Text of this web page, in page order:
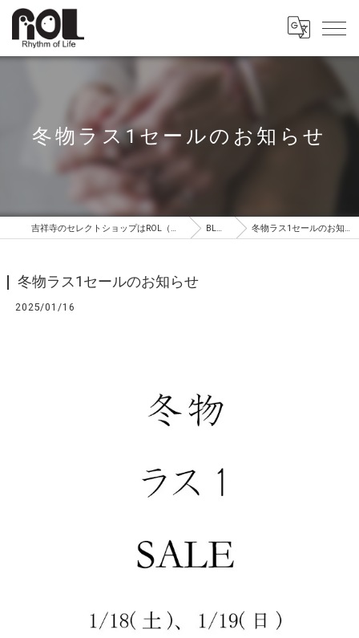
冬物ラス1セールのお知らせ
吉祥寺のセレクトショップはROL（ロル） BLOG 冬物ラス1セールのお知らせ
冬物ラス1セールのお知らせ
2025/01/16